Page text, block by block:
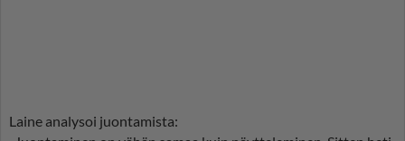
Laine analysoi juontamista: